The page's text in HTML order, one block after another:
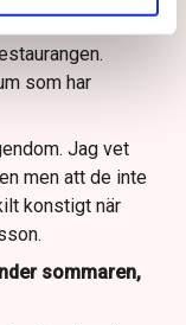
som har
Jag vet
men att de inte
konstigt när
sommaren,